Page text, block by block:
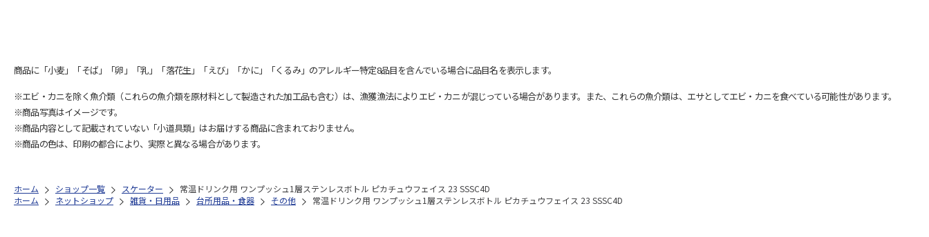
商品に「小麦」「そば」「卵」「乳」「落花生」「えび」「かに」「くるみ」のアレルギー特定8品目を含んでいる場合に品目名を表示します。
※エビ・カニを除く魚介類（これらの魚介類を原材料として製造された加工品も含む）は、漁獲漁法によりエビ・カニが混じっている場合があります。また、これらの魚介類は、エサとしてエビ・カニを食べている可能性があります。
※商品写真はイメージです。
※商品内容として記載されていない「小道具類」はお届けする商品に含まれておりません。
※商品の色は、印刷の都合により、実際と異なる場合があります。
ホーム ショップ一覧 スケーター
常温ドリンク用 ワンプッシュ1層ステンレスボトル ピカチュウフェイス 23 SSSC4D
ホーム
ネットショップ 雑貨・日用品 台所用品・食器 その他 常温ドリンク用 ワンプッシュ1層ステンレスボトル ピカチュウフェイス 23 SSSC4D